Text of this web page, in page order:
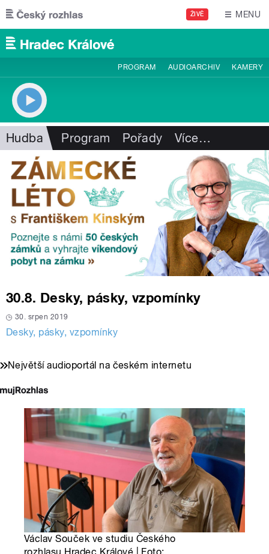
Přejít k hlavnímu obsahu
ŽIVĚ MENU
PROGRAM AUDIOARCHIV KAMERY
Hudba Program Pořady Více…
30.8. Desky, pásky, vzpomínky
30. srpen 2019
Desky, pásky, vzpomínky
Největší audioportál na českém internetu
Václav Souček ve studiu Českého